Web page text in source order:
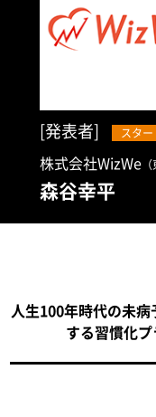
[発表者] スタ
株式会社WizWe
森谷幸平
人生100年時代の未
する習慣化